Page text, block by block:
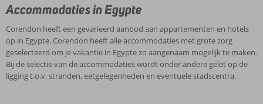
Accommodaties in Egypte
Corendon heeft een gevarieerd aanbod aan appartementen en hotels
op in Egypte. Corendon heeft alle accommodaties met grote zorg
geselecteerd om je vakantie in Egypte zo aangenaam mogelijk te maken.
Bij de selectie van de accommodaties wordt onder andere gelet op de
ligging t.o.v. stranden, eetgelegenheden en eventuele stadscentra.